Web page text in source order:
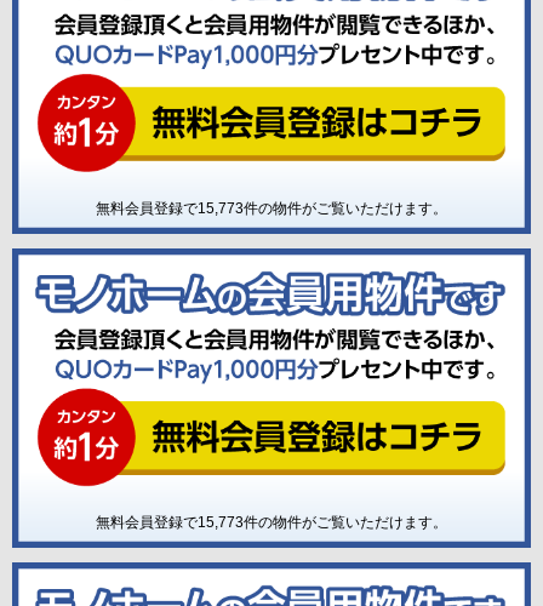
無料会員登録で15,773件の物件がご覧いただけます。
無料会員登録で15,773件の物件がご覧いただけます。